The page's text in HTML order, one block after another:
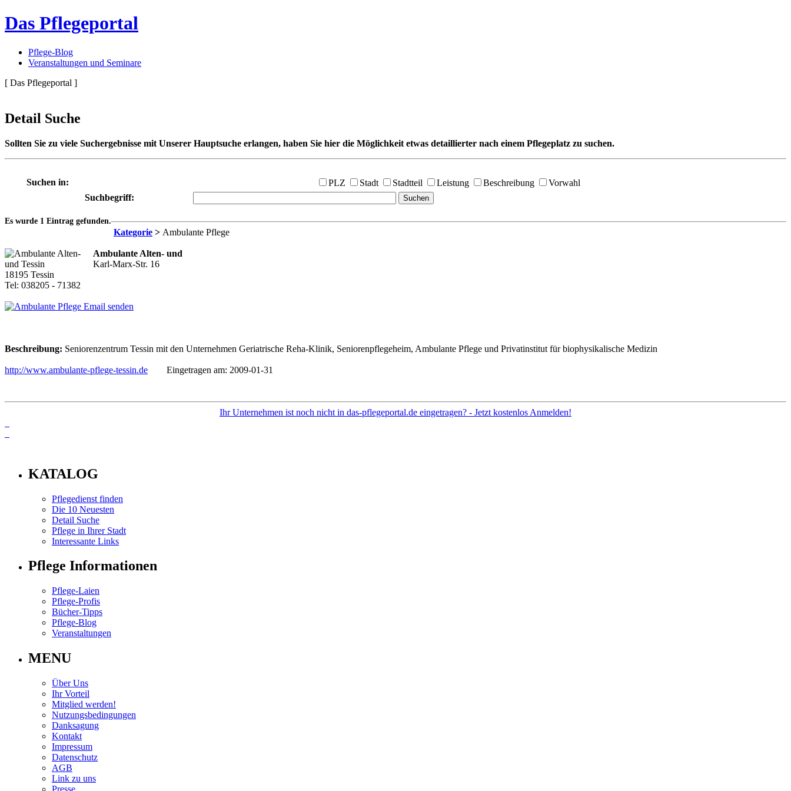
Das Pflegeportal
Pflege-Blog
Veranstaltungen und Seminare
[ Das Pflegeportal ]
Detail Suche
Sollten Sie zu viele Suchergebnisse mit Unserer Hauptsuche erlangen, haben Sie hier die Möglichkeit etwas detaillierter nach einem Pflegeplatz zu suchen.
Suchen in: PLZ Stadt Stadtteil Leistung Beschreibung
Vorwahl
Suchbegriff:
Es wurde 1 Eintrag gefunden.
Kategorie > Ambulante Pflege
Ambulante Alten- und
Karl-Marx-Str. 16
18195 Tessin
Tel: 038205 - 71382
Email senden
Beschreibung: Seniorenzentrum Tessin mit den Unternehmen Geriatrische Reha-Klinik, Seniorenpflegeheim, Ambulante Pflege und Privatinstitut für biophysikalische Medizin
http://www.ambulante-pflege-tessin.de Eingetragen am: 2009-01-31
Ihr Unternehmen ist noch nicht in das-pflegeportal.de eingetragen? - Jetzt kostenlos Anmelden!
KATALOG
Pflegedienst finden
Die 10 Neuesten
Detail Suche
Pflege in Ihrer Stadt
Interessante Links
Pflege Informationen
Pflege-Laien
Pflege-Profis
Bücher-Tipps
Pflege-Blog
Veranstaltungen
MENU
Über Uns
Ihr Vorteil
Mitglied werden!
Nutzungsbedingungen
Danksagung
Kontakt
Impressum
Datenschutz
AGB
Link zu uns